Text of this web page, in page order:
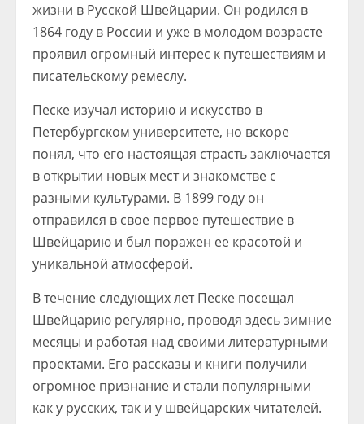
жизни в Русской Швейцарии. Он родился в
1864 году в России и уже в молодом возрасте
проявил огромный интерес к путешествиям и
писательскому ремеслу.
Песке изучал историю и искусство в
Петербургском университете, но вскоре
понял, что его настоящая страсть заключается
в открытии новых мест и знакомстве с
разными культурами. В 1899 году он
отправился в свое первое путешествие в
Швейцарию и был поражен ее красотой и
уникальной атмосферой.
В течение следующих лет Песке посещал
Швейцарию регулярно, проводя здесь зимние
месяцы и работая над своими литературными
проектами. Его рассказы и книги получили
огромное признание и стали популярными
как у русских, так и у швейцарских читателей.